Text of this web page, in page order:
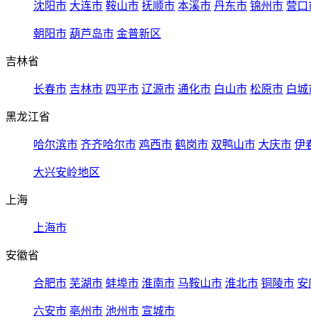
沈阳市 大连市 鞍山市 抚顺市 本溪市 丹东市 锦州市 营口
朝阳市 葫芦岛市 金普新区
吉林省
长春市 吉林市 四平市 辽源市 通化市 白山市 松原市 白城
黑龙江省
哈尔滨市 齐齐哈尔市 鸡西市 鹤岗市 双鸭山市 大庆市 伊
大兴安岭地区
上海
上海市
安徽省
合肥市 芜湖市 蚌埠市 淮南市 马鞍山市 淮北市 铜陵市 安
六安市 亳州市 池州市 宣城市